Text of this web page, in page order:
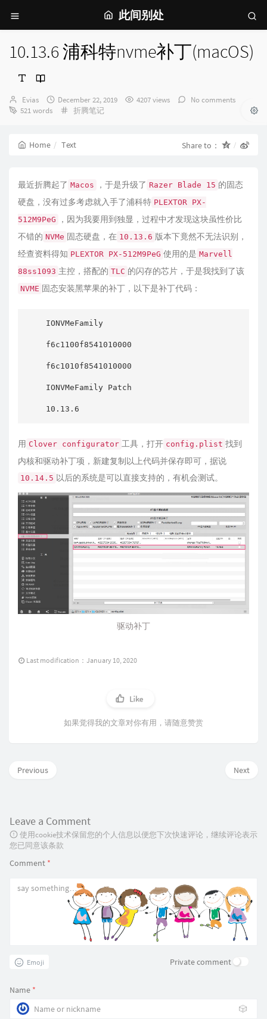
此间别处
10.13.6 浦科特nvme补丁(macOS)
Author：
Evias
发
布
December 22, 2019 4207 views
No comments
521 words
Categories：
折腾笔记
Home Text Share to：
最近折腾起了 Macos ，于是升级了 Razer Blade 15 的固态
硬盘，没有过多考虑就入手了浦科特 PLEXTOR PX-
512M9PeG
，因为我要用到独显，过程中才发现这块虽性价比
不错的 NVMe 固态硬盘，在 10.13.6 版本下竟然不无法识别，
经查资料得知 PLEXTOR PX-512M9PeG 使用的是 Marvell
88ss1093 主控，搭配的 TLC 的闪存的芯片，于是我找到了该
NVME 固态安装黑苹果的补丁，以下是补丁代码：
    IONVMeFamily
    f6c1100f8541010000
    f6c1010f8541010000
    IONVMeFamily Patch
    10.13.6
用 Clover configurator 工具，打开 config.plist 找到
内核和驱动补丁项，新建复制以上代码并保存即可，据说
10.14.5 以后的系统是可以直接支持的，有机会测试。
驱动补丁
Last modification：January 10, 2020
Like
如果觉得我的文章对你有用，请随意赞赏
Next
Previous
Leave a Comment
使用cookie技术保留您的个人信息以便您下次快速评论，继续评论表示
您已同意该条款
Comment *
Emoji Private comment
Name *
🎲